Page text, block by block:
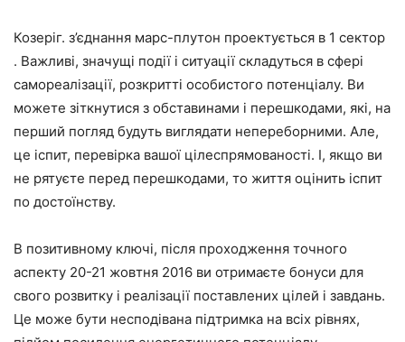
Козеріг. з’єднання марс-плутон проектується в 1 сектор
. Важливі, значущі події і ситуації складуться в сфері
самореалізації, розкритті особистого потенціалу. Ви
можете зіткнутися з обставинами і перешкодами, які, на
перший погляд будуть виглядати непереборними. Але,
це іспит, перевірка вашої цілеспрямованості. І, якщо ви
не рятуєте перед перешкодами, то життя оцінить іспит
по достоїнству.
В позитивному ключі, після проходження точного
аспекту 20-21 жовтня 2016 ви отримаєте бонуси для
свого розвитку і реалізації поставлених цілей і завдань.
Це може бути несподівана підтримка на всіх рівнях,